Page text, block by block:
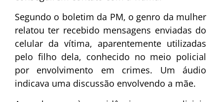
Segundo o boletim da PM, o genro da mulher
relatou ter recebido mensagens enviadas do
celular da vítima, aparentemente utilizadas
pelo filho dela, conhecido no meio policial
por envolvimento em crimes. Um áudio
indicava uma discussão envolvendo a mãe.